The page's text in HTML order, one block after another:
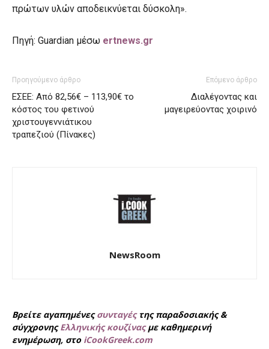
πρώτων υλών αποδεικνύεται δύσκολη».
Πηγή: Guardian μέσω ertnews.gr
Προηγούμενο άρθρο
ΕΣΕΕ: Aπό 82,56€ – 113,90€ το
κόστος του φετινού
χριστουγεννιάτικου
τραπεζιού (Πίνακες)
Επόμενο άρθρο
Διαλέγοντας και
μαγειρεύοντας χοιρινό
NewsRoom
Βρείτε αγαπημένεςσυνταγέςτης παραδοσιακής &
σύγχρονηςΕλληνικής κουζίναςμε καθημερινή
ενημέρωση, στο iCookGreek.com